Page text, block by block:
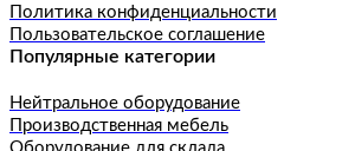
Политика конфиденциальности
Пользовательское соглашение
Популярные категории
Нейтральное оборудование
Производственная мебель